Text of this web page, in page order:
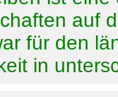
auf
für den
in